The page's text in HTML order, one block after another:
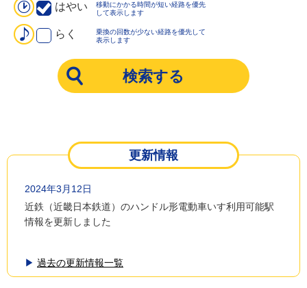
はやい
移動にかかる時間が短い経路を優先
して表示します
らく
乗換の回数が少ない経路を優先して
表示します
更新情報
2024年3月12日
近鉄（近畿日本鉄道）のハンドル形電動車いす利用可能駅
情報を更新しました
▶ 過去の更新情報一覧